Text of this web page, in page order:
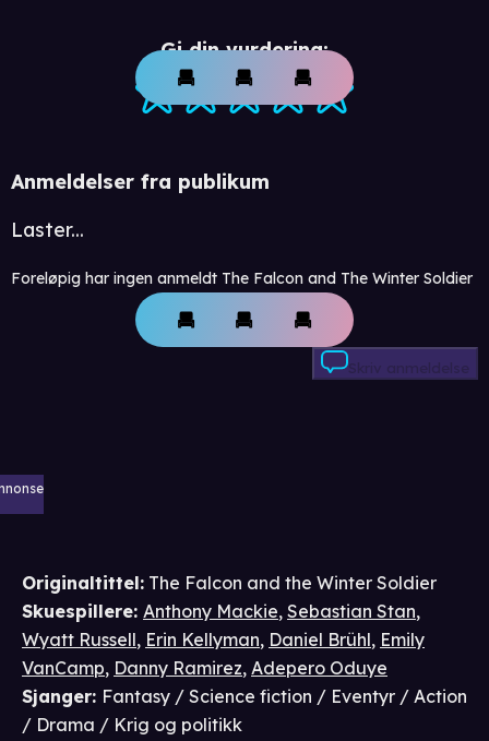
Gi din vurdering:
Anmeldelser fra publikum
Laster...
Foreløpig har ingen anmeldt The Falcon and The Winter Soldier
Skriv anmeldelse
Originaltittel: The Falcon and the Winter Soldier
Skuespillere: Anthony Mackie, Sebastian Stan,
Wyatt Russell, Erin Kellyman, Daniel Brühl, Emily
VanCamp, Danny Ramirez, Adepero Oduye
Sjanger: Fantasy / Science fiction / Eventyr / Action
/ Drama / Krig og politikk